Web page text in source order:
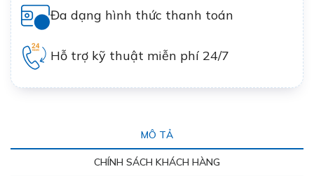
Đa dạng hình thức thanh toán
Hỗ trợ kỹ thuật miễn phí 24/7
MÔ TẢ
CHÍNH SÁCH KHÁCH HÀNG